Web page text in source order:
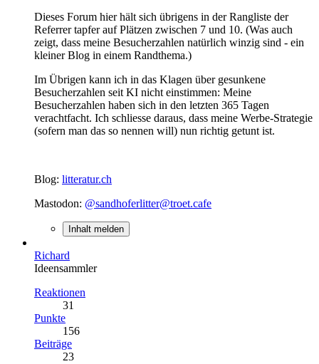
Dieses Forum hier hält sich übrigens in der Rangliste der
Referrer tapfer auf Plätzen zwischen 7 und 10. (Was auch
zeigt, dass meine Besucherzahlen natürlich winzig sind - ein
kleiner Blog in einem Randthema.)
Im Übrigen kann ich in das Klagen über gesunkene
Besucherzahlen seit KI nicht einstimmen: Meine
Besucherzahlen haben sich in den letzten 365 Tagen
verachtfacht. Ich schliesse daraus, dass meine Werbe-Strategie
(sofern man das so nennen will) nun richtig getunt ist.
Blog: litteratur.ch
Mastodon: @sandhoferlitter@troet.cafe
Inhalt melden
Richard
Ideensammler
Reaktionen
31
Punkte
156
Beiträge
23